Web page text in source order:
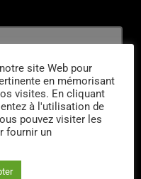
site Web pour
en mémorisant
visites. En cliquant
à l'utilisation de
pouvez visiter les
fournir un